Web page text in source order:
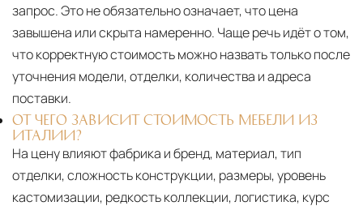
запрос. Это не обязательно означает, что цена
завышена или скрыта намеренно. Чаще речь идёт о том,
что корректную стоимость можно назвать только после
уточнения модели, отделки, количества и адреса
поставки.
ОТ ЧЕГО ЗАВИСИТ СТОИМОСТЬ МЕБЕЛИ ИЗ
ИТАЛИИ?
На цену влияют фабрика и бренд, материал, тип
отделки, сложность конструкции, размеры, уровень
кастомизации, редкость коллекции, логистика, курс